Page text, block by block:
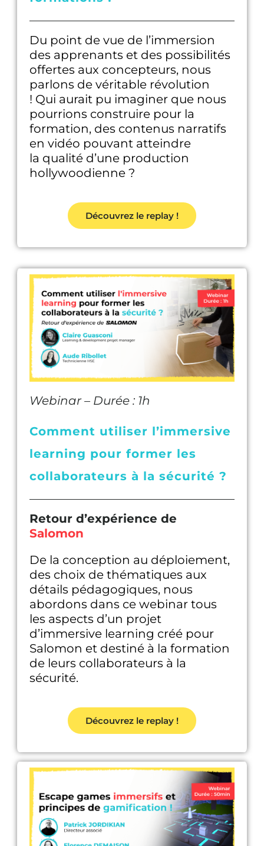
Du point de vue de l’immersion
des apprenants et des possibilités
offertes aux concepteurs, nous
parlons de véritable révolution
! Qui aurait pu imaginer que nous
pourrions construire pour la
formation, des contenus narratifs
en vidéo pouvant atteindre
la qualité d’une production
hollywoodienne ?
Découvrez le replay !
Webinar – Durée : 1h
Comment utiliser l’immersive
learning pour former les
collaborateurs à la sécurité ?
Retour d’expérience de
Salomon
De la conception au déploiement,
des choix de thématiques aux
détails pédagogiques, nous
abordons dans ce webinar tous
les aspects d’un projet
d’immersive learning créé pour
Salomon et destiné à la formation
de leurs collaborateurs à la
sécurité.
Découvrez le replay !